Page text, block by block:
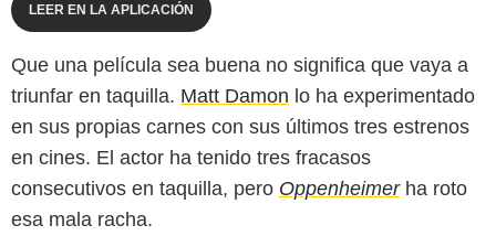
LEER EN LA APLICACIÓN
Que una película sea buena no significa que vaya a
triunfar en taquilla. Matt Damon lo ha experimentado
en sus propias carnes con sus últimos tres estrenos
en cines. El actor ha tenido tres fracasos
consecutivos en taquilla, pero Oppenheimerha roto
esa mala racha.